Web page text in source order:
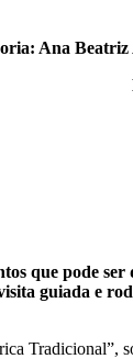
Ana Beatriz
que pode
guiada e
Tradicional”,